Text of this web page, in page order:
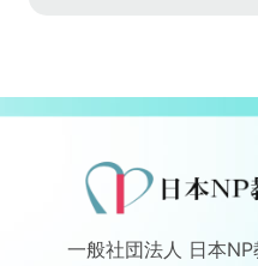
一般社団法人 日本